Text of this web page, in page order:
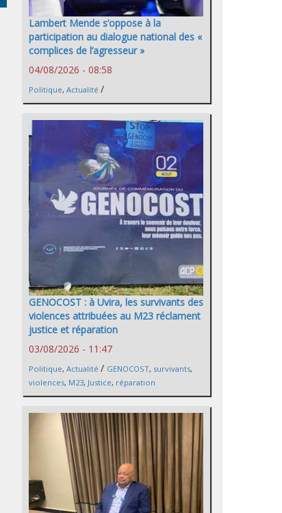
Lambert Mende s’oppose à la
participation au dialogue national des «
complices de l’agresseur »
04/08/2026 - 08:58
Politique, Actualité /
GENOCOST : à Uvira, les survivants des
violences attribuées au M23 réclament
justice et réparation
03/08/2026 - 11:47
Politique, Actualité / GENOCOST, survivants,
violences, M23, Justice, réparation